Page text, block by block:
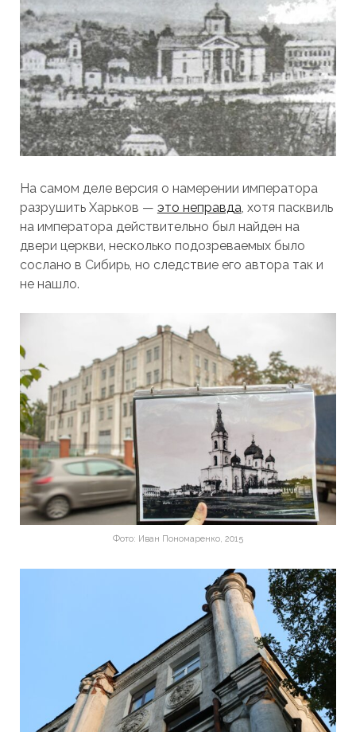
На самом деле версия о намерении императора
разрушить Харьков — это неправда, хотя пасквиль
на императора действительно был найден на
двери церкви, несколько подозреваемых было
сослано в Сибирь, но следствие его автора так и
не нашло.
Фото: Иван Пономаренко, 2015